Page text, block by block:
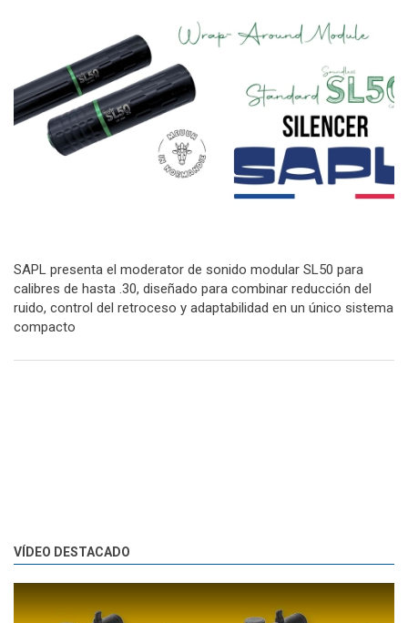
SAPL presenta el moderator de sonido modular SL50 para
calibres de hasta .30, diseñado para combinar reducción del
ruido, control del retroceso y adaptabilidad en un único sistema
compacto
VÍDEO DESTACADO